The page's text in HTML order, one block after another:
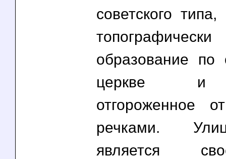
советского типа,
образование
церкве и
отгороженное
речками.
является